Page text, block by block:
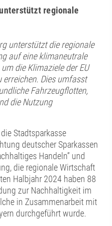
regionale
unterstützt die regionale
auf eine klimaneutrale
die Klimaziele der EU
erreichen. Dies umfasst
Fahrzeugflotten,
die Nutzung
Stadtsparkasse
deutscher Sparkassen
Handeln” und
die regionale Wirtschaft
Halbjahr 2024 haben 88
zur Nachhaltigkeit im
in Zusammenarbeit mit
durchgeführt wurde.